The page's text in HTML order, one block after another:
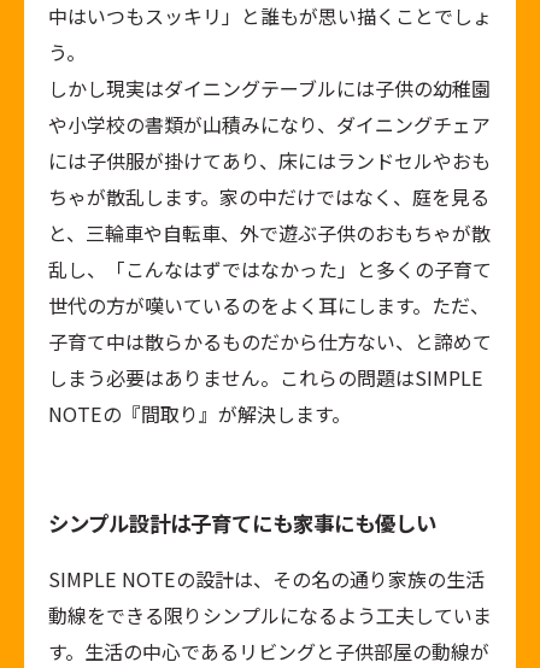
中はいつもスッキリ」と誰もが思い描くことでしょ
う。
しかし現実はダイニングテーブルには子供の幼稚園
や小学校の書類が山積みになり、ダイニングチェア
には子供服が掛けてあり、床にはランドセルやおも
ちゃが散乱します。家の中だけではなく、庭を見る
と、三輪車や自転車、外で遊ぶ子供のおもちゃが散
乱し、「こんなはずではなかった」と多くの子育て
世代の方が嘆いているのをよく耳にします。ただ、
子育て中は散らかるものだから仕方ない、と諦めて
しまう必要はありません。これらの問題はSIMPLE
NOTEの『間取り』が解決します。
シンプル設計は子育てにも家事にも優しい
SIMPLE NOTEの設計は、その名の通り家族の生活
動線をできる限りシンプルになるよう工夫していま
す。生活の中心であるリビングと子供部屋の動線が